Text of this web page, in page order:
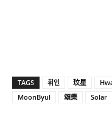
TAGS 휘인 玟星
MoonByul
頌樂 Solar